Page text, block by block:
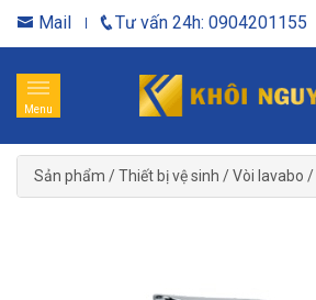
Mail Tư vấn 24h: 0904201155
Menu
Sản phẩm /Thiết bị vệ sinh /Vòi lavabo /